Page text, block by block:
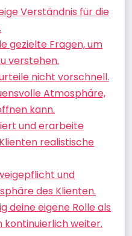
Verständnis für die
gezielte Fragen, um
verstehen.
nicht vorschnell.
Atmosphäre,
kann.
und erarbeite
realistische
und
des Klienten.
deine eigene Rolle als
kontinuierlich weiter.